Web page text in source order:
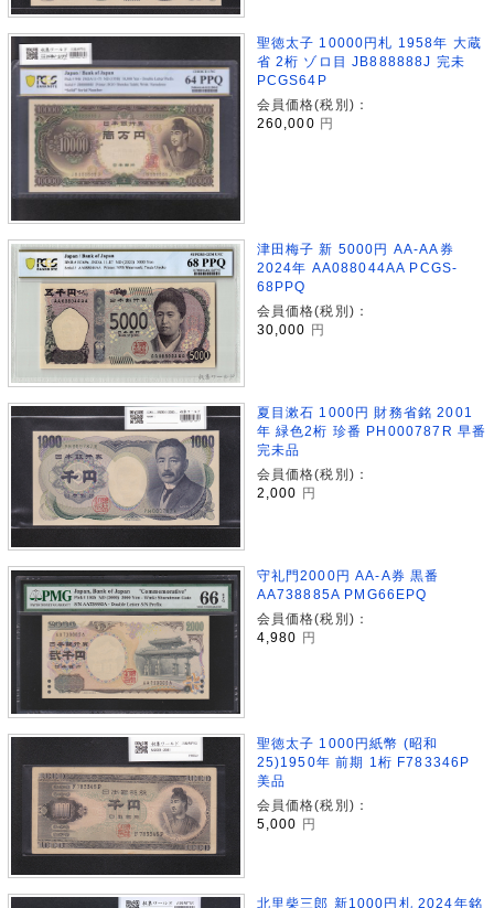
聖徳太子 10000円札 1958年 大蔵
省 2桁 ゾロ目 JB888888J 完未
PCGS64P
会員価格(税別)：
260,000 円
津田梅子 新 5000円 AA-AA券
2024年 AA088044AA PCGS-
68PPQ
会員価格(税別)：
30,000
円
夏目漱石 1000円 財務省銘 2001
年 緑色2桁 珍番 PH000787R 早番
完未品
会員価格(税別)：
2,000 円
守礼門2000円 AA-A券 黒番
AA738885A PMG66EPQ
会員価格(税別)：
4,980
円
聖徳太子 1000円紙幣 (昭和
25)1950年 前期 1桁 F783346P
美品
会員価格(税別)：
5,000 円
北里柴三郎 新1000円札 2024年銘